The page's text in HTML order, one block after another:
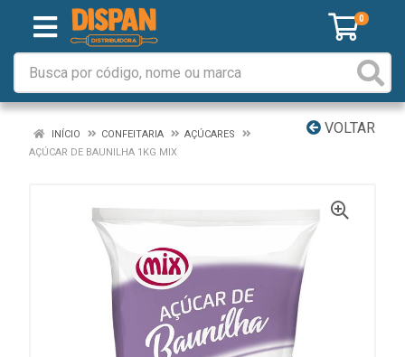
0
VOLTAR
INÍCIO CONFEITARIA
AÇÚCARES
AÇÚCAR DE BAUNILHA 1KG MIX